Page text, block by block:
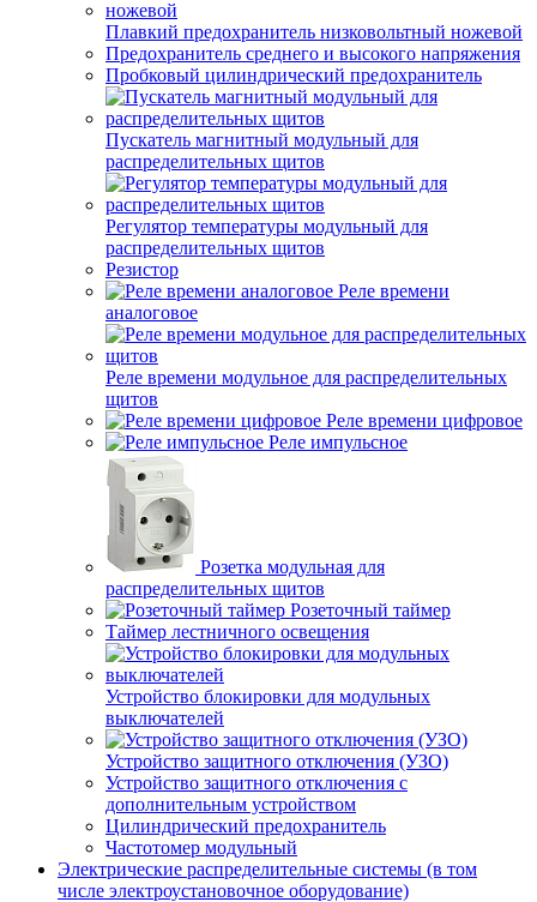
Плавкий предохранитель низковольтный ножевой
Предохранитель среднего и высокого напряжения
Пробковый цилиндрический предохранитель
Пускатель магнитный модульный для
распределительных щитов
Регулятор температуры модульный для
распределительных щитов
Резистор
Реле времени
аналоговое
Реле времени модульное для распределительных
щитов
Реле времени цифровое
Реле импульсное
Розетка модульная для
распределительных щитов
Розеточный таймер
Таймер лестничного освещения
Устройство блокировки для модульных
выключателей
Устройство защитного отключения (УЗО)
Устройство защитного отключения с
дополнительным устройством
Цилиндрический предохранитель
Частотомер модульный
Электрические распределительные системы (в том
числе электроустановочное оборудование)